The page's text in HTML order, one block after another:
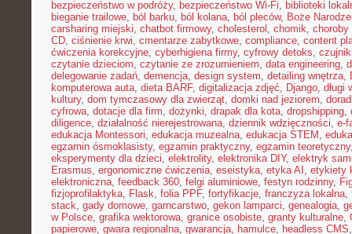
bezpieczeństwo w podróży, bezpieczeństwo Wi-Fi, biblioteki
bieganie trailowe, ból barku, ból kolana, ból pleców, Boże
carsharing miejski, chatbot firmowy, cholesterol , chomik, choroby
CD, ciśnienie krwi, cmentarze zabytkowe, compliance, content
ćwiczenia korekcyjne, cyberhigiena firmy, cyfrowy detoks,
czytanie dzieciom, czytanie ze zrozumieniem, data engineering,
delegowanie zadań, demencja, design system, detailing wnętrza,
komputerowa auta, dieta BARF, digitalizacja zdjęć, Django, długi
kultury, dom tymczasowy dla zwierząt, domki nad jeziorem,
cyfrowa, dotacje dla firm, dożynki, drapak dla kota, dropshipping,
diligence, działalność nierejestrowana, dziennik wdzięczności, e-
edukacja Montessori, edukacja muzealna, edukacja STEM ,
egzamin ósmoklasisty, egzamin praktyczny, egzamin teoretyczny
eksperymenty dla dzieci, elektrolity, elektronika DIY, elektryk
Erasmus, ergonomiczne ćwiczenia, eseistyka, etyka AI , etykiety
elektroniczna, feedback 360, felgi aluminiowe, festyn rodzinny,
fizjoprofilaktyka, Flask, folia PPF, fortyfikacje, franczyza lokalna,
stack, gady domowe, garncarstwo, gekon lamparci, genealogia,
w Polsce, grafika wektorowa, granice osobiste, granty kulturalne,
papierowe, gwara regionalna, gwarancja, hamulce, headless CMS